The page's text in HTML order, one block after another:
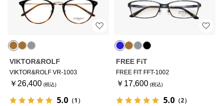
VIKTOR&ROLF
VIKTOR&ROLF VR-1003
￥26,400
5.0 （1）
FREE FiT
FREE FIT FFT-1002
￥17,600
5.0 （2）